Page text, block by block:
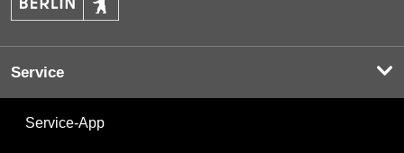
Service
Service-App